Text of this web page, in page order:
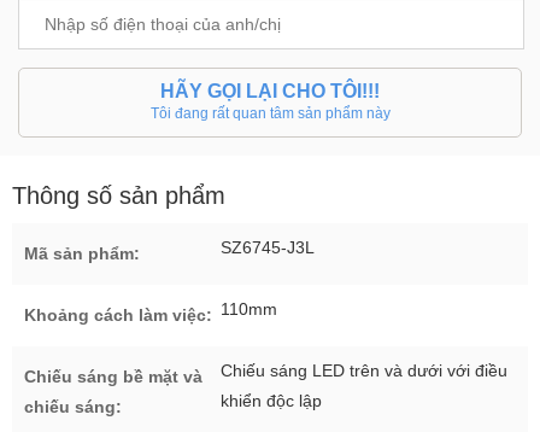
HÃY GỌI LẠI CHO TÔI!!!
Tôi đang rất quan tâm sản phẩm này
Thông số sản phẩm
Mã sản phẩm: SZ6745-J3L
Khoảng cách làm việc: 110mm
Chiếu sáng bề mặt và
chiếu sáng:
Chiếu sáng LED trên và dưới với điều
khiển độc lập